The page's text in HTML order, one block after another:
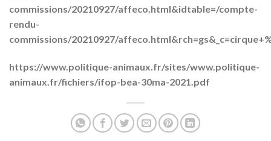
commissions/20210927/affeco.html&idtable=/compte-
rendu-
commissions/20210927/
https://www.politique-animaux.fr/sites/www.politique-
animaux.fr/fichiers/ifop-bea-30ma-2021.pdf